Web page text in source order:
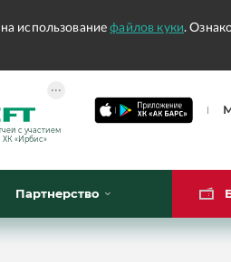
с участием
ХК «Ирбис»
•••
Партнерство
использованиефайлов куки.